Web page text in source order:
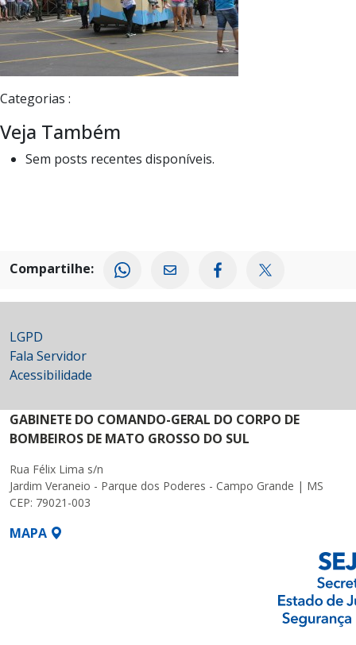
Categorias :
Veja Também
Sem posts recentes disponíveis.
Compartilhe:
LGPD
Fala Servidor
Acessibilidade
GABINETE DO COMANDO-GERAL DO CORPO DE
BOMBEIROS DE MATO GROSSO DO SUL
Rua Félix Lima s/n
Jardim Veraneio - Parque dos Poderes - Campo Grande | MS
CEP: 79021-003
MAPA